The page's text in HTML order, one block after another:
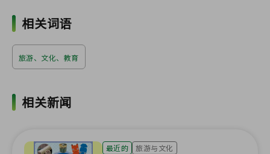
相关词语
旅游、文化、教育
相关新闻
最近的 旅游与文化